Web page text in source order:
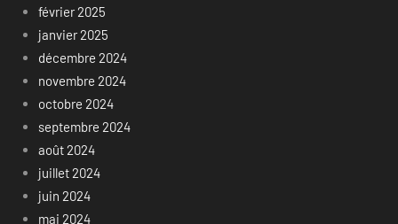
février 2025
janvier 2025
décembre 2024
novembre 2024
octobre 2024
septembre 2024
août 2024
juillet 2024
juin 2024
mai 2024